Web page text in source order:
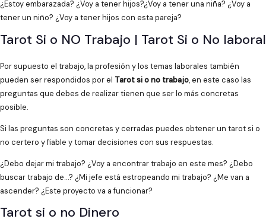
¿Estoy embarazada? ¿Voy a tener hijos?¿Voy a tener una niña? ¿Voy a
tener un niño? ¿Voy a tener hijos con esta pareja?
Tarot Si o NO Trabajo | Tarot Si o No laboral
Por supuesto el trabajo, la profesión y los temas laborales también
pueden ser respondidos por el Tarot si o no trabajo, en este caso las
preguntas que debes de realizar tienen que ser lo más concretas
posible.
Si las preguntas son concretas y cerradas puedes obtener un tarot si o
no certero y fiable y tomar decisiones con sus respuestas.
¿Debo dejar mi trabajo? ¿Voy a encontrar trabajo en este mes? ¿Debo
buscar trabajo de…? ¿Mi jefe está estropeando mi trabajo? ¿Me van a
ascender? ¿Este proyecto va a funcionar?
Tarot si o no Dinero